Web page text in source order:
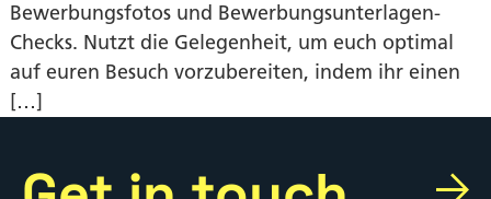
Bewerbungsfotos und Bewerbungsunterlagen-
Checks. Nutzt die Gelegenheit, um euch optimal
auf euren Besuch vorzubereiten, indem ihr einen
[…]